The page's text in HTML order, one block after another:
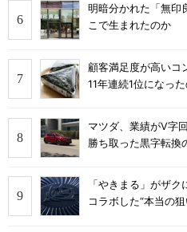
明暗分かれた「無
こで生まれたのか
顧客満足度が高いコ
11年連続1位になった
マツダ、業績がV字
勝ち取った黒字転換
「やきまる」がザ
コラボした“本当の狙